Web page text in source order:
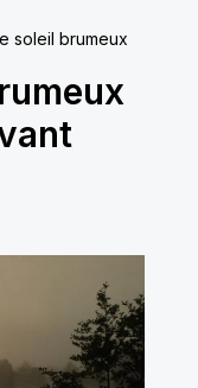
soleil brumeux